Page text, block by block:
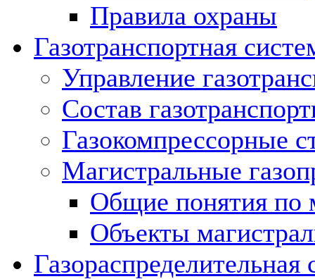
Правила охраны
Газотранспортная
Управление
Состав
Газокомпрессорные
Магистральные
Общие понятия по
Объекты
Газораспределительная